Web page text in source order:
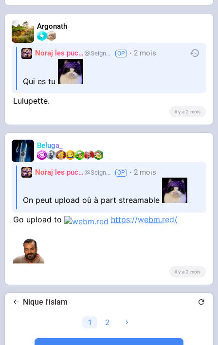
Argonath
Noraj les pucix SeigneurCooler 2 mois
Qui es tu
Lulupette.
il y a 2 mois
Beluga_
Noraj les pucix SeigneurCooler 2 mois
On peut upload où à part streamable
Go upload to
https://webm.red/
il y a 2 mois
Nique l'islam
1 2